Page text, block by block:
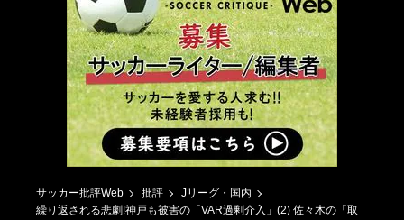
サッカー批評Web 批評
Jリーグ・国内
繰り返される悲劇!神戸も被害の「VAR過剰介入」(2) 佐々木の「取